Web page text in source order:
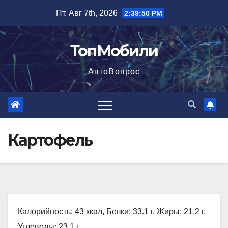
содержимому
Пт. Авг 7th, 2026 2:39:51 PM
ТопМобили
АвтоВопрос
Картофель
Калорийность: 43 ккал, Белки: 33.1 г, Жиры: 21.2 г,